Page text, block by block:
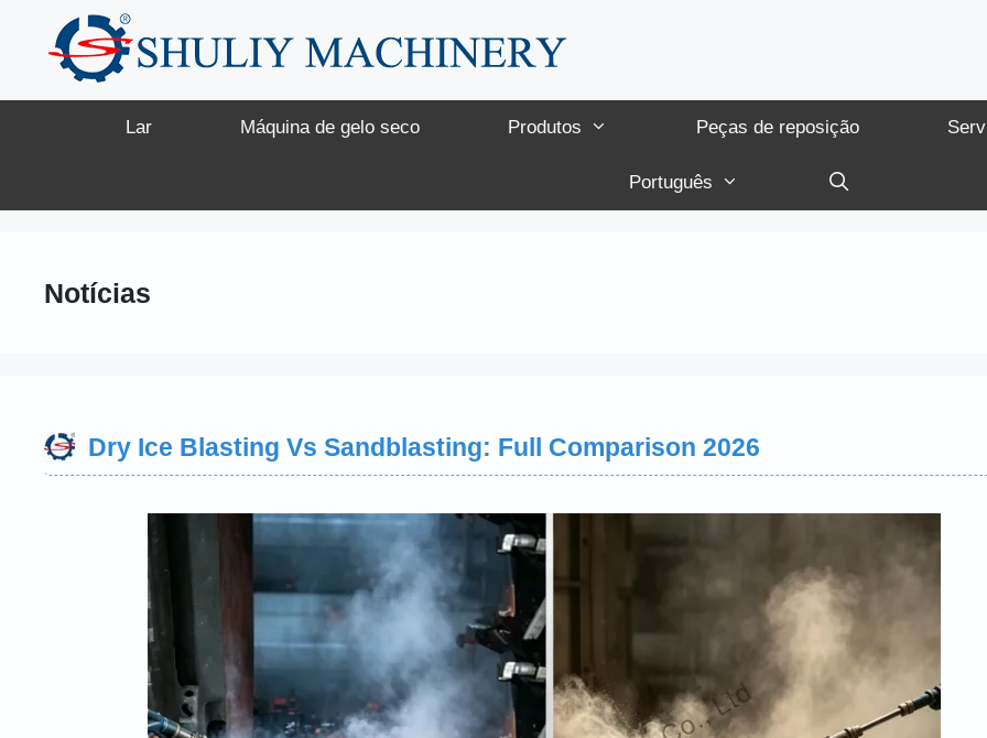
Lar Máquina de gelo seco Produtos Peças de reposição
Português
Notícias
Dry Ice Blasting Vs Sandblasting: Full Comparison 2026